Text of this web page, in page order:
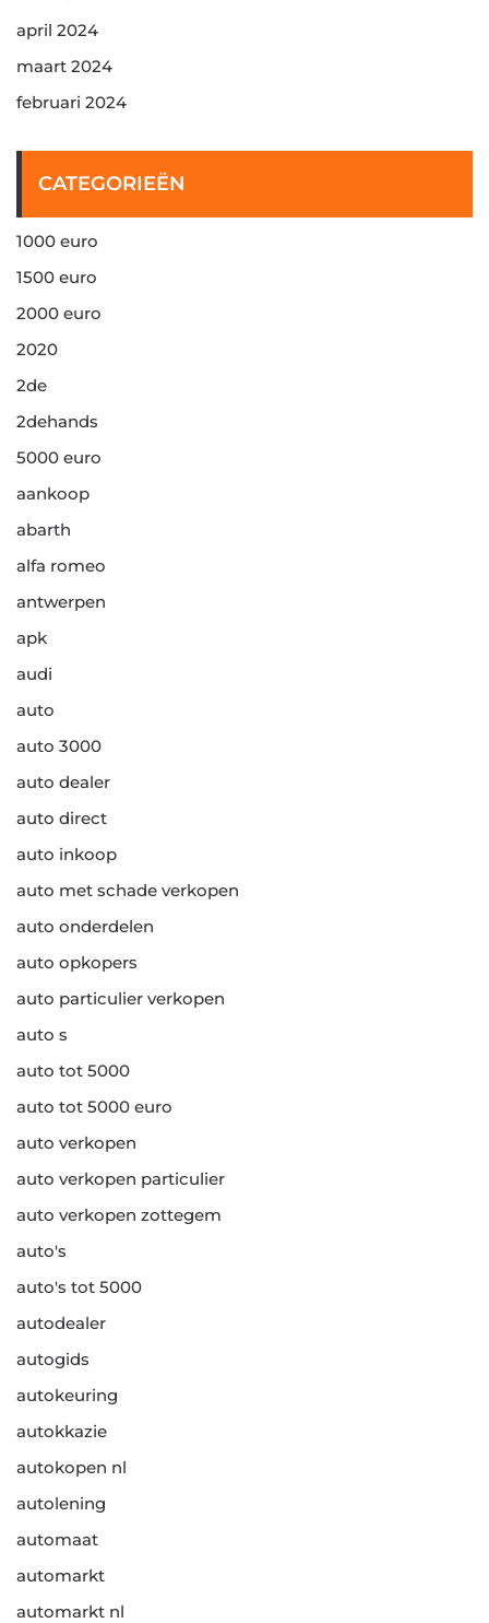
april 2024
maart 2024
februari 2024
CATEGORIEËN
1000 euro
1500 euro
2000 euro
2020
2de
2dehands
5000 euro
aankoop
abarth
alfa romeo
antwerpen
apk
audi
auto
auto 3000
auto dealer
auto direct
auto inkoop
auto met schade verkopen
auto onderdelen
auto opkopers
auto particulier verkopen
auto s
auto tot 5000
auto tot 5000 euro
auto verkopen
auto verkopen particulier
auto verkopen zottegem
auto's
auto's tot 5000
autodealer
autogids
autokeuring
autokkazie
autokopen nl
autolening
automaat
automarkt
automarkt nl